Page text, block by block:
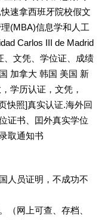
速拿西班牙院校假文
(MBA)信息学和人工
Carlos III de Madrid
、文凭、学位证、成绩
加拿大 韩国 美国 新
学历认证，文凭，
快照]真实认证.海外回
证书、囯外真实学位
取通知书
人员证明，不成功不
网上可查、存档、